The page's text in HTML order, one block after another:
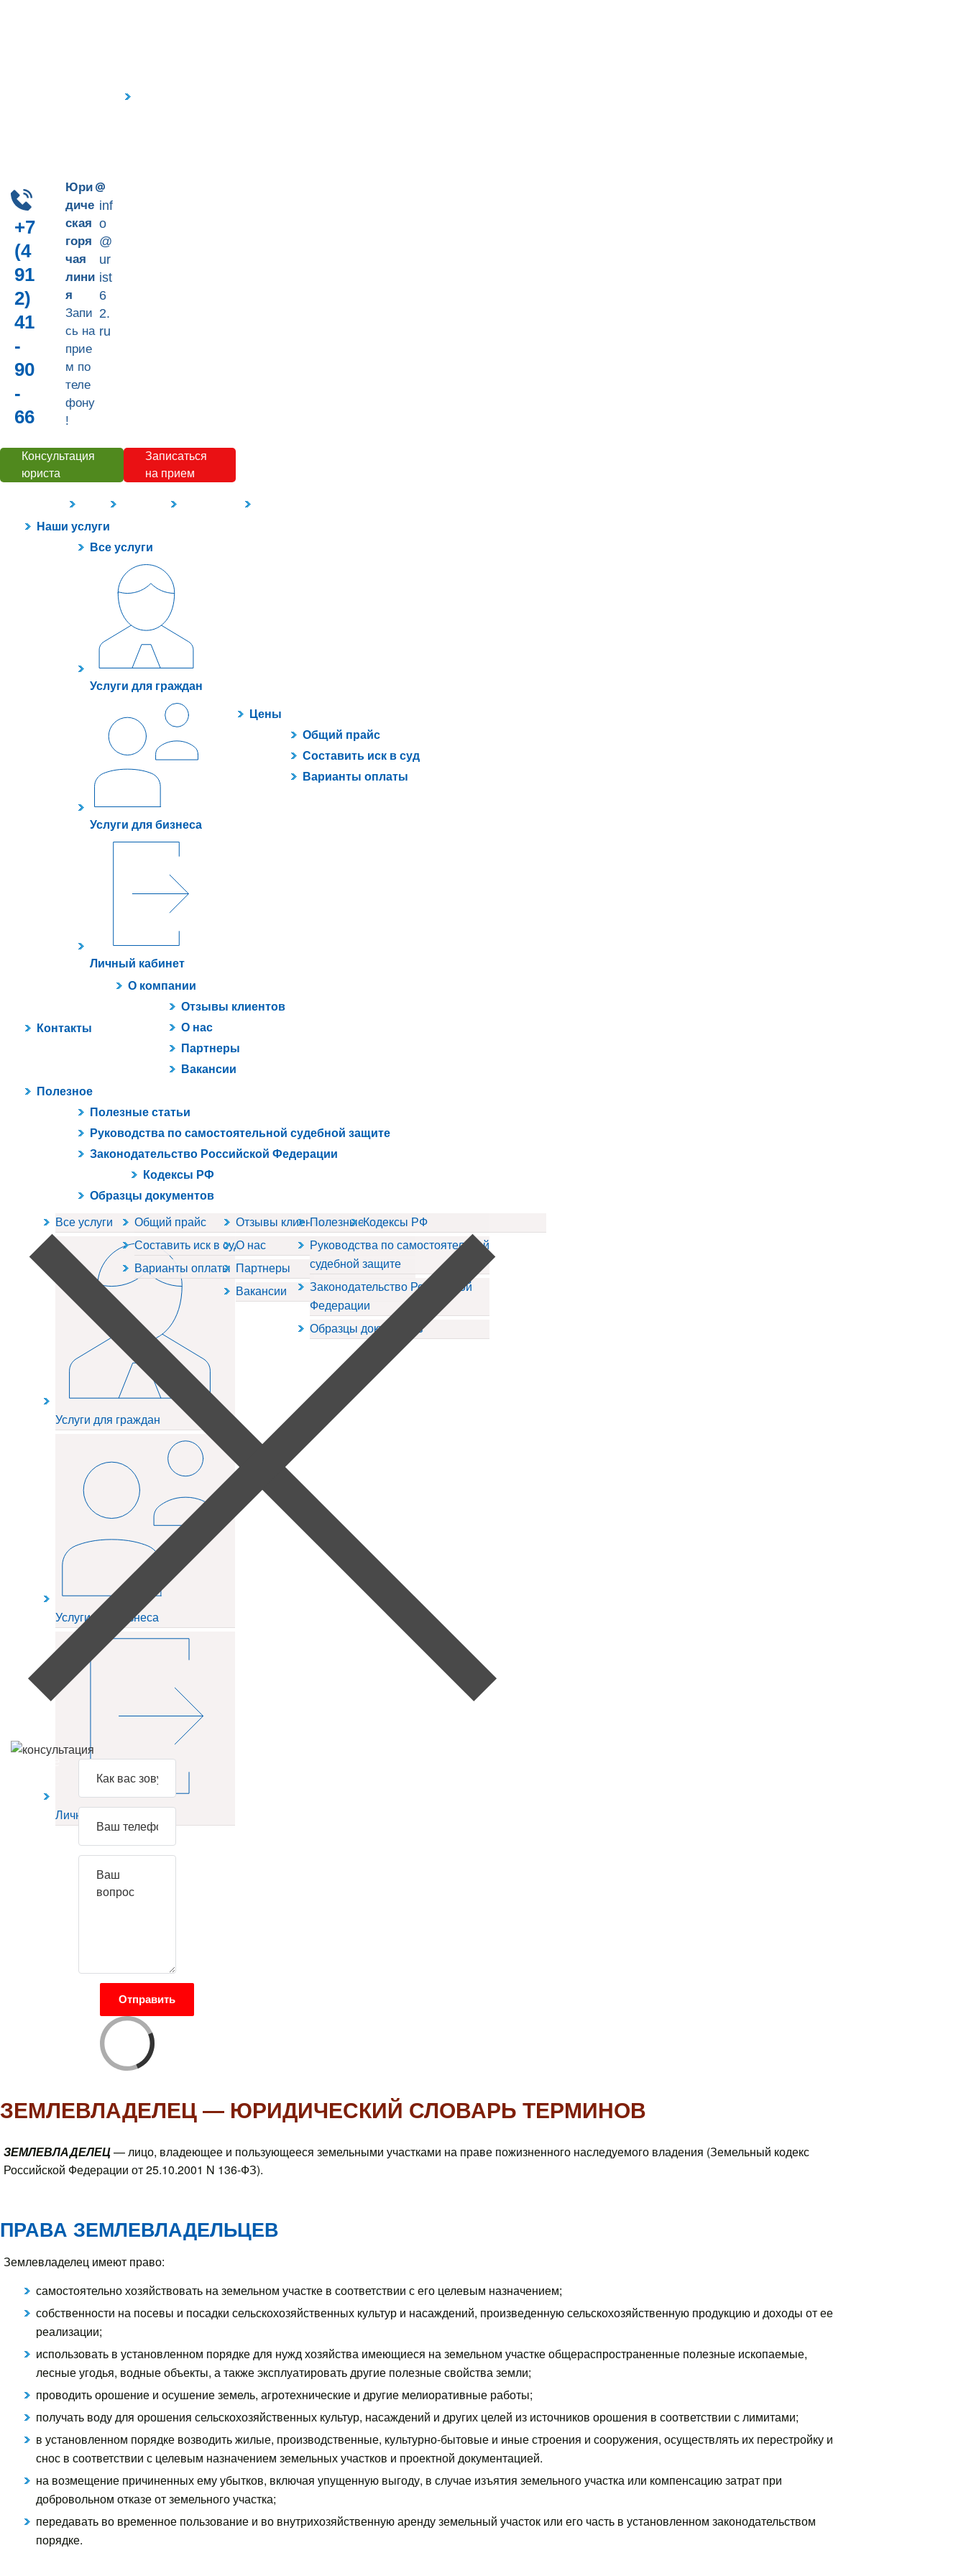
+7
(4
91
2)
41
-
90
-
66
Юри
диче
ская
горя
чая
лини
я
Запи
сь на
прие
м по
теле
фону
!
inf
o
@
ur
ist
6
2.
ru
Консультация
юриста
Записаться
на прием
Наши услуги
Все услуги
Услуги для граждан
Услуги для бизнеса
Личный кабинет
Цены
Общий прайс
Составить иск в суд
Варианты оплаты
Контакты О компании
Отзывы клиентов
О нас
Партнеры
Вакансии
Полезные статьи
Руководства по самостоятельной
судебной защите
Законодательство Российской
Федерации
Кодексы РФ
Образцы документов
Наши услуги
Все услуги
Услуги для граждан
Услуги для бизнеса
Личный кабинет
Цены
Общий прайс
Составить иск в суд
Варианты оплаты
Контакты
О компании
Отзывы клиентов
О нас
Партнеры
Вакансии
Полезное
Полезные статьи
Руководства по самостоятельной судебной защите
Законодательство Российской Федерации
Кодексы РФ
Образцы документов
вопрос
Отправить
ЗЕМЛЕВЛАДЕЛЕЦ — ЮРИДИЧЕСКИЙ СЛОВАРЬ ТЕРМИНОВ
ЗЕМЛЕВЛАДЕЛЕЦ— лицо, владеющее и пользующееся земельными участками на праве пожизненного наследуемого владения (Земельный кодекс
Российской Федерации от 25.10.2001 N 136-ФЗ).
ПРАВА ЗЕМЛЕВЛАДЕЛЬЦЕВ
Землевладелец имеют право:
самостоятельно хозяйствовать на земельном участке в соответствии с его целевым назначением;
собственности на посевы и посадки сельскохозяйственных культур и насаждений, произведенную сельскохозяйственную продукцию и доходы от ее
реализации;
использовать в установленном порядке для нужд хозяйства имеющиеся на земельном участке общераспространенные полезные ископаемые,
лесные угодья, водные объекты, а также эксплуатировать другие полезные свойства земли;
проводить орошение и осушение земель, агротехнические и другие мелиоративные работы;
получать воду для орошения сельскохозяйственных культур, насаждений и других целей из источников орошения в соответствии с лимитами;
в установленном порядке возводить жилые, производственные, культурно-бытовые и иные строения и сооружения, осуществлять их перестройку и
снос в соответствии с целевым назначением земельных участков и проектной документацией.
на возмещение причиненных ему убытков, включая упущенную выгоду, в случае изъятия земельного участка или компенсацию затрат при
добровольном отказе от земельного участка;
передавать во временное пользование и во внутрихозяйственную аренду земельный участок или его часть в установленном законодательством
порядке.